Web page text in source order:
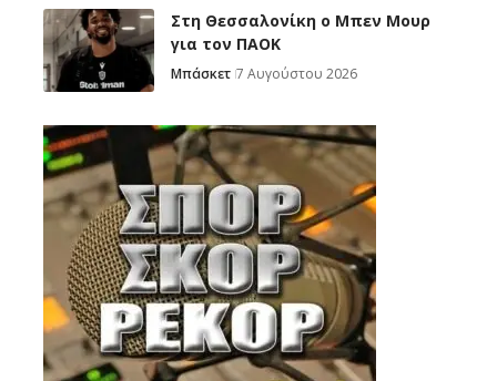
Στη Θεσσαλονίκη ο Μπεν Μουρ
για τον ΠΑΟΚ
Μπάσκετ 7 Αυγούστου 2026